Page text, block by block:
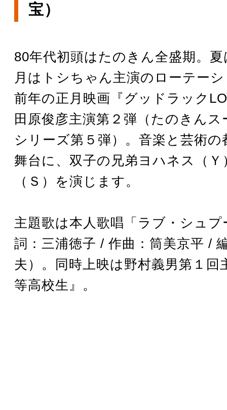
宝）
80年代初頭はたのきん全盛期。
月はトシちゃん主演のローテー
前年の正月映画『グッドラック
田原俊彦主演第２弾（たのきん
シリーズ第５弾）。音楽と芸術
舞台に、双子の兄弟ヨハネス（Ｙ
（Ｓ）を演じます。
主題歌は本人歌唱「ラブ・シュプ
詞：三浦徳子 / 作曲：筒美京平 /
夫）。同時上映は野村義男第１回
等高校生』。